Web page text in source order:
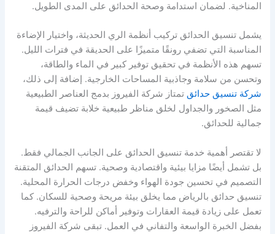
المناخية. لضمان استدامة وصحة الحدائق على المدى الطويل.
يشمل تنسيق الحدائق تركيب أنظمة الري الحديثة، واختيار الإضاءة
المناسبة التي تضفي رونقًا متميزًا على الحديقة في فترات الليل.
تسهم هذه الأنظمة في تحقيق توفير كبير في الماء والطاقة،
وتحسن من سلامة وجاذبية المساحات الخارجية. إضافة إلى ذلك،
شركة تنسيق حدائق تمتاز شركة الفيروز بدمج العناصر الطبيعية
مثل الصخور والجداول لخلق مناظر طبيعية خلابة تضيف قيمة
جمالية للحدائق.
لا تقتصر أهمية خدمة تنسيق الحدائق على الجانب الجمالي فقط.
بل تشمل أيضًا مزايا بيئية واقتصادية وصحية. تسهم الحدائق المتقنة
التصميم في تحسين جودة الهواء وخفض درجات الحرارة المحلية.
تنسيق حدائق بالرياض مما يخلق بيئة مريحة وصحية للسكان. كما
تعمل على زيادة قيمة العقارات وتوفير أماكن للراحة والترفيه.
بفضل الخبرة الواسعة والتفاني في العمل. تبقى شركة الفيروز